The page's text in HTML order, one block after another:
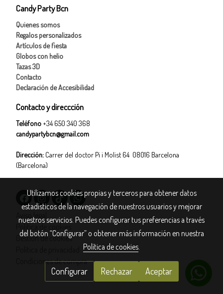
Candy Party Bcn
Quienes somos
Regalos personalizados
Artículos de fiesta
Globos con helio
Tazas 3D
Contacto
Declaración de Accesibilidad
Contacto y direccción
Teléfono+34 650 340 368
candypartybcn@gmail.com
Dirección: Carrer del doctor Pi i Molist 64 08016 Barcelona
(Barcelona)
Aviso legal
Gestión de cookies
Condiciones de compra
Utilizamos cookies propias y terceros para obtener datos
estadísticos de la navegación de nuestros usuarios y mejorar
nuestros servicios. Puedes configurar tus preferencias a través
del botón “Configurar” o obtener más información en nuestra
Política de cookies.
Configurar Rechazar Aceptar